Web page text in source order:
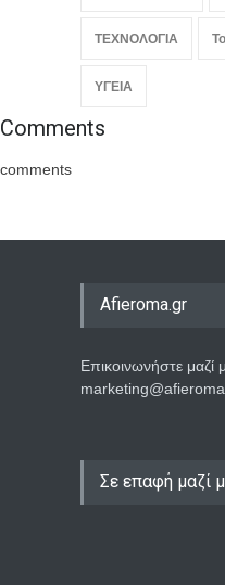
ΤΕΧΝΟΛΟΓΙΑ
ΥΓΕΙΑ
Comments
comments
Afieroma.gr
Επικοινωνήστε μαζί
Σε επαφή μαζί